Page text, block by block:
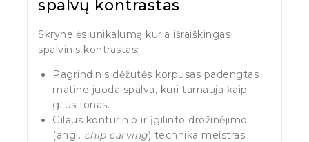
spalvų kontrastas
Skrynelės unikalumą kuria išraiškingas
spalvinis kontrastas:
Pagrindinis dėžutės korpusas padengtas
matine juoda spalva, kuri tarnauja kaip
gilus fonas.
Gilaus kontūrinio ir įgilinto drožinėjimo
(angl. chip carving) technika meistras